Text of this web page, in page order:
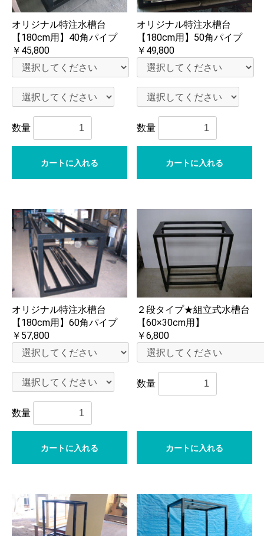
オリジナル特注水槽台
【180cm用】40角パイプ
￥45,800
数量
カートに入れる
オリジナル特注水槽台
【180cm用】50角パイプ
￥49,800
数量
カートに入れる
オリジナル特注水槽台
【180cm用】60角パイプ
￥57,800
数量
カートに入れる
２段タイプ★組立式水槽台
【60×30cm用】
￥6,800
数量
カートに入れる